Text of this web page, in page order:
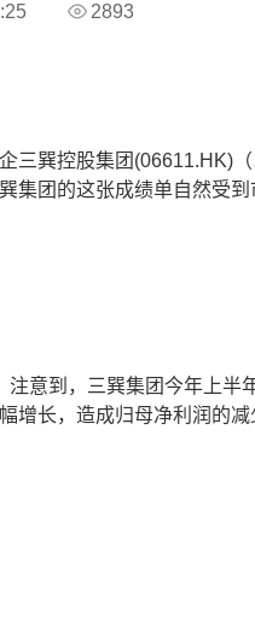
2893
三巽控股集团(06611.HK)
集团的这张成绩单自然受到
注意到，三巽集团今年上半
增长，造成归母净利润的